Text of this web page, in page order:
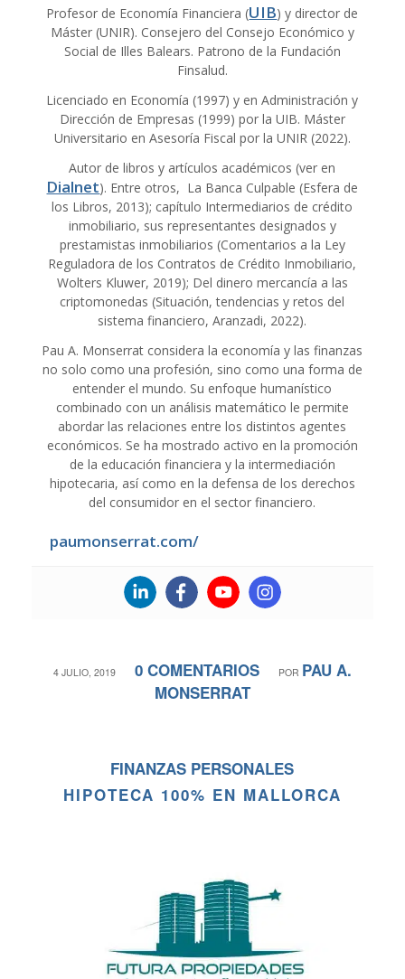
Profesor de Economía Financiera (UIB) y director de
Máster (UNIR). Consejero del Consejo Económico y
Social de Illes Balears. Patrono de la Fundación
Finsalud.
Licenciado en Economía (1997) y en Administración y
Dirección de Empresas (1999) por la UIB. Máster
Universitario en Asesoría Fiscal por la UNIR (2022).
Autor de libros y artículos académicos (ver en
Dialnet). Entre otros, La Banca Culpable (Esfera de
los Libros, 2013); capítulo Intermediarios de crédito
inmobiliario, sus representantes designados y
prestamistas inmobiliarios (Comentarios a la Ley
Reguladora de los Contratos de Crédito Inmobiliario,
Wolters Kluwer, 2019); Del dinero mercancía a las
criptomonedas (Situación, tendencias y retos del
sistema financiero, Aranzadi, 2022).
Pau A. Monserrat considera la economía y las finanzas
no solo como una profesión, sino como una forma de
entender el mundo. Su enfoque humanístico
combinado con un análisis matemático le permite
abordar las relaciones entre los distintos agentes
económicos. Se ha mostrado activo en la promoción
de la educación financiera y la intermediación
hipotecaria, así como en la defensa de los derechos
del consumidor en el sector financiero.
paumonserrat.com/
4 JULIO, 2019
/ 0 COMENTARIOS
/ POR PAU A.
MONSERRAT
FINANZAS PERSONALES
HIPOTECA 100% EN MALLORCA